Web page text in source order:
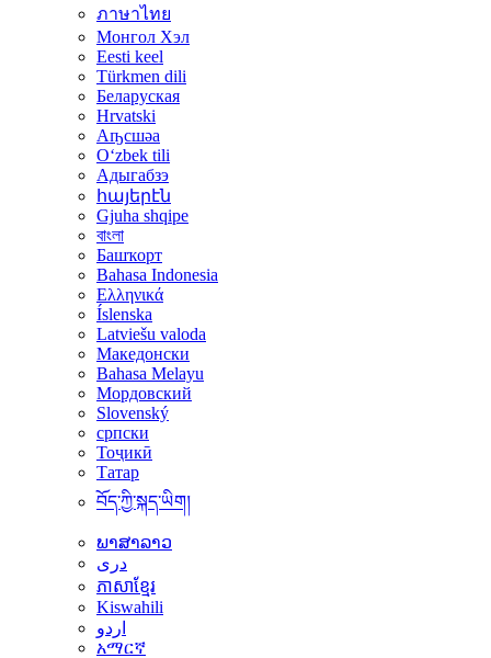
ภาษาไทย
Монгол Хэл
Eesti keel
Türkmen dili
Беларуская
Hrvatski
Аҧсшәа
Oʻzbek tili
Адыгабзэ
հայերէն
Gjuha shqipe
বাংলা
Башҡорт
Bahasa Indonesia
Ελληνικά
Íslenska
Latviešu valoda
Македонски
Bahasa Melayu
Мордовский
Slovenský
српски
Тоҷикӣ
Татар
བོད་ཀྱི་སྐད་ཡིག།
ພາສາລາວ
دری
ភាសាខ្មែរ
Kiswahili
اردو
አማርኛ